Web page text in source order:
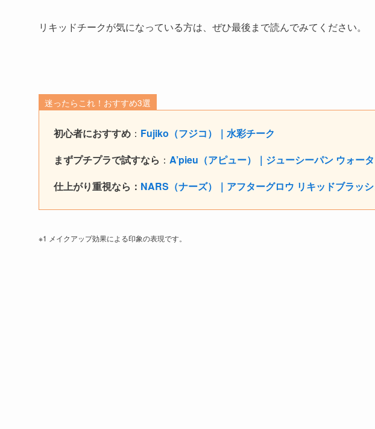
リキッドチークが気になっている方は、ぜひ最後まで読んでみてください。
迷ったらこれ！おすすめ3選
初心者におすすめ ： Fujiko（フジコ）｜水彩チーク
まずプチプラで試すなら ： A’pieu（アピュー）｜ジューシーパン ウォー
仕上がり重視なら： NARS（ナーズ）｜アフターグロウ リキッドブラッ
※1 メイクアップ効果による印象の表現です。